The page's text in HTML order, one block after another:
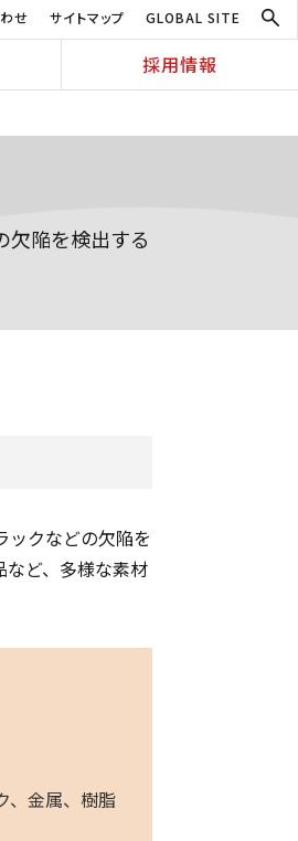
せ サイトマップ GLOBAL SITE
採用情報
欠陥を検出する
ックなどの欠陥を
ど、多様な素材
、金属、樹脂